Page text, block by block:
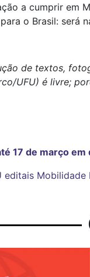
a cumprir em
o Brasil: será
de textos,
UFU) é livre;
17 de março
editais Mobilidade